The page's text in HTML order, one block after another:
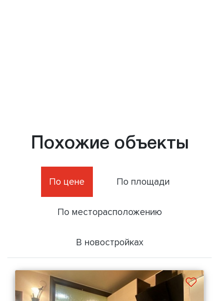
Похожие объекты
По цене По площади
По месторасположению
В новостройках